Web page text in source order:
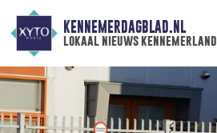
KENNEMERDAGBLAD.NL
lokaal nieuws kennemerland